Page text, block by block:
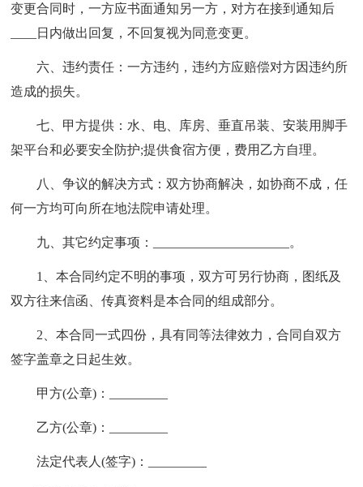
变更合同时，一方应书面通知另一方，对方在接到通知后
____日内做出回复，不回复视为同意变更。
六、违约责任：一方违约，违约方应赔偿对方因违约所
造成的损失。
七、甲方提供：水、电、库房、垂直吊装、安装用脚手
架平台和必要安全防护;提供食宿方便，费用乙方自理。
八、争议的解决方式：双方协商解决，如协商不成，任
何一方均可向所在地法院申请处理。
九、其它约定事项：_____________________。
1、本合同约定不明的事项，双方可另行协商，图纸及
双方往来信函、传真资料是本合同的组成部分。
2、本合同一式四份，具有同等法律效力，合同自双方
签字盖章之日起生效。
甲方(公章)：_________
乙方(公章)：_________
法定代表人(签字)：_________